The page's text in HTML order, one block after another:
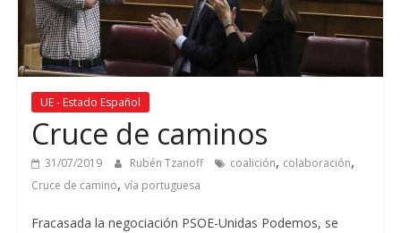
UE - Estado Español
Cruce de caminos
31/07/2019 Rubén Tzanoff coalición, colaboración,
Cruce de camino, vía portuguesa
Fracasada la negociación PSOE-Unidas Podemos, se